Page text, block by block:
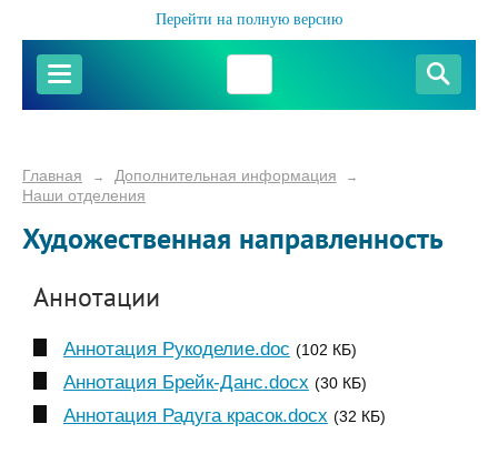
Перейти на полную версию
Главная → Дополнительная информация →
Наши отделения
Художественная направленность
Аннотации
Аннотация Рукоделие.doc (102 КБ)
Аннотация Брейк-Данс.docx (30 КБ)
Аннотация Радуга красок.docx (32 КБ)